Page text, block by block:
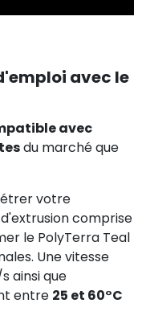
avec le
avec
du marché que
votre
comprise
le PolyTerra Teal
Une vitesse
ainsi que
entre 25 et 60°C